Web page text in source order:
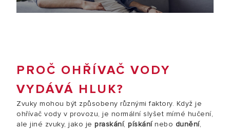
PROČ OHŘÍVAČ VODY
VYDÁVÁ HLUK?
Zvuky mohou být způsobeny různými faktory. Když je
ohřívač vody v provozu, je normální slyšet mírné hučení,
ale jiné zvuky, jako je praskání, pískánínebo dunění,